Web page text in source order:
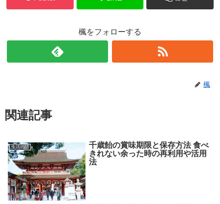
楓をフォローする
楓
関連記事
生活の話
千歳飴の賞味期限と保存方法 食べ
きれない余った時の再利用や活用
法